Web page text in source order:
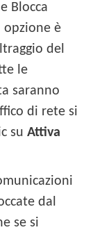
Blocca
è
del
le
saranno
di rete si
suAttiva
dal
se si